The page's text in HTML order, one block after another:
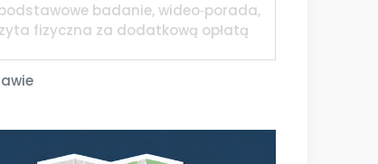
badanie, wideo‑porada,
fizyczna za dodatkową opłatą